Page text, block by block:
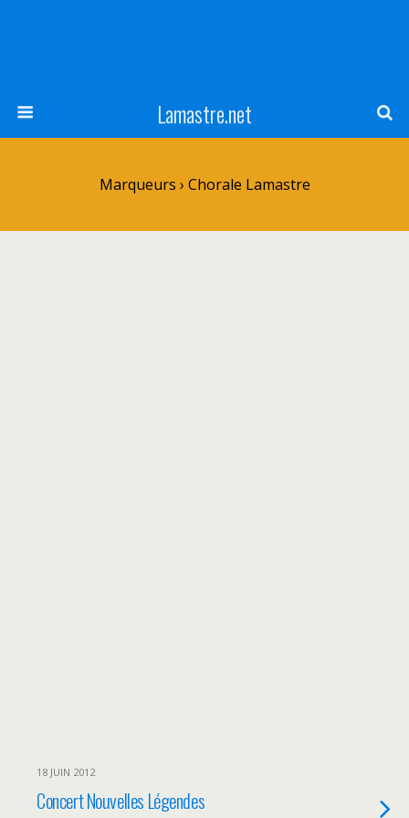
Lamastre.net
Marqueurs › Chorale Lamastre
18 JUIN 2012
Concert Nouvelles Légendes